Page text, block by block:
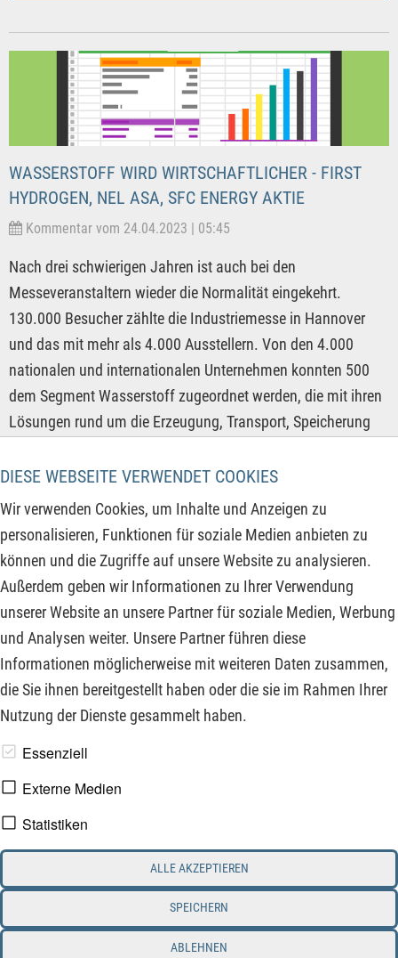
DIESE WEBSEITE VERWENDET COOKIES
Wir verwenden Cookies, um Inhalte und Anzeigen zu
personalisieren, Funktionen für soziale Medien anbieten zu
können und die Zugriffe auf unsere Website zu analysieren.
Außerdem geben wir Informationen zu Ihrer Verwendung
unserer Website an unsere Partner für soziale Medien, Werbung
und Analysen weiter. Unsere Partner führen diese
Informationen möglicherweise mit weiteren Daten zusammen,
die Sie ihnen bereitgestellt haben oder die sie im Rahmen Ihrer
Nutzung der Dienste gesammelt haben.
Essenziell
Externe Medien
Statistiken
ALLE AKZEPTIEREN
SPEICHERN
ABLEHNEN
WASSERSTOFF WIRD WIRTSCHAFTLICHER - FIRST
HYDROGEN, NEL ASA, SFC ENERGY AKTIE
Kommentar vom 24.04.2023 | 05:45
Nach drei schwierigen Jahren ist auch bei den
Messeveranstaltern wieder die Normalität eingekehrt.
130.000 Besucher zählte die Industriemesse in Hannover
und das mit mehr als 4.000 Ausstellern. Von den 4.000
nationalen und internationalen Unternehmen konnten 500
dem Segment Wasserstoff zugeordnet werden, die mit ihren
Lösungen rund um die Erzeugung, Transport, Speicherung
kommt diesem Bereich eine immer wichtigere Bedeutung zu,
zumal die Politik mit den ehrgeizigen Zielen zur
vermeintlichen CO2-Reduktion viel Steuergeld in diesen
Wirtschaftszweig umleitet. Doch mit dem zunehmenden
Wettbewerb und der kommenden Skalierbarkeit der
Wasserstoffproduktion sinken bereits die Kosten und die
Wirtschaftlichkeit rückt immer näher.
www.derfinanzinvestor.de - © 2026 - Die Publikation für
Datenschutz
Interessenskonflikt & Risikohinweis
Nutzungsbedingungen